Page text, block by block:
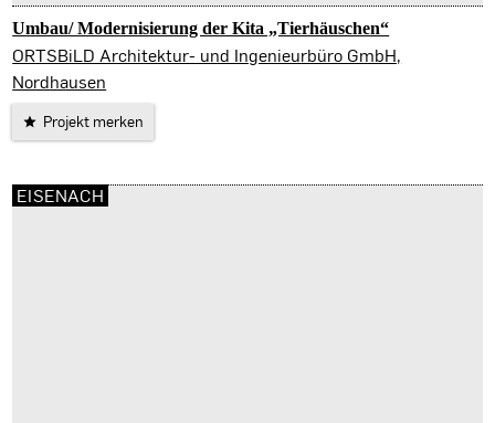
Umbau/ Modernisierung der Kita „Tierhäuschen“
Nordhausen
ORTSBiLD Architektur- und Ingenieurbüro GmbH,
Nordhausen
Projekt merken
EISENACH